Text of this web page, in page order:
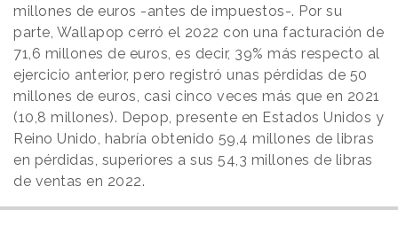
millones de euros -antes de impuestos-. Por su
parte, Wallapop cerró el 2022 con una facturación de
71,6 millones de euros, es decir, 39% más respecto al
ejercicio anterior, pero registró unas pérdidas de 50
millones de euros, casi cinco veces más que en 2021
(10,8 millones). Depop, presente en Estados Unidos y
Reino Unido, habría obtenido 59,4 millones de libras
en pérdidas, superiores a sus 54,3 millones de libras
de ventas en 2022.